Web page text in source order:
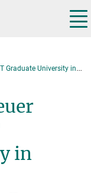
University in Japan
in